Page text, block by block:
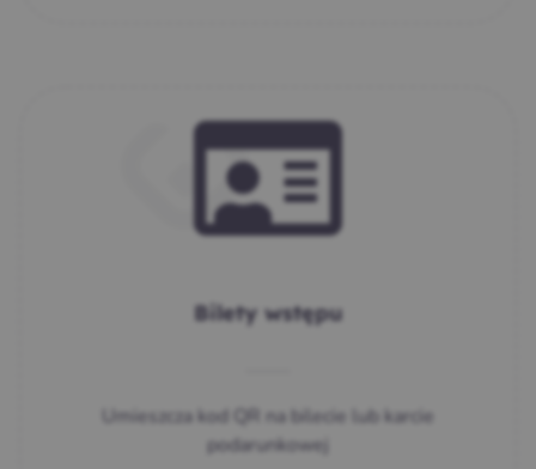
Bilety wstępu
Umieszcza kod QR na bilecie lub karcie
podarunkowej